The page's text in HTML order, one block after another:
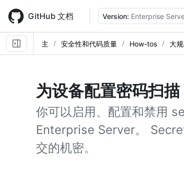
main
content
GitHub 文档 Version: Enterprise
主 安全性和代码质量 How-tos 大
为设备配置密码扫描
你可以启用、配置和禁用
Enterprise Server。
交的机密。